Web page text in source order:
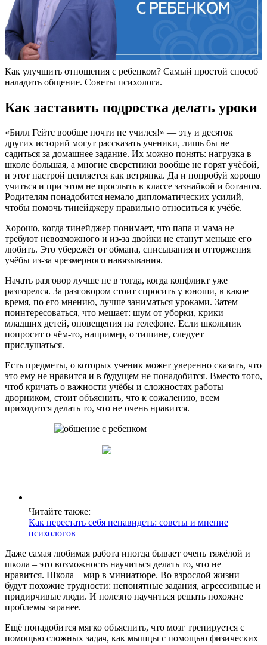
Как улучшить отношения с ребенком? Самый простой способ
наладить общение. Советы психолога.
Как заставить подростка делать уроки
«Билл Гейтс вообще почти не учился!» — эту и десяток
других историй могут рассказать ученики, лишь бы не
садиться за домашнее задание. Их можно понять: нагрузка в
школе большая, а многие сверстники вообще не горят учёбой,
и этот настрой цепляется как ветрянка. Да и попробуй хорошо
учиться и при этом не прослыть в классе зазнайкой и ботаном.
Родителям понадобится немало дипломатических усилий,
чтобы помочь тинейджеру правильно относиться к учёбе.
Хорошо, когда тинейджер понимает, что папа и мама не
требуют невозможного и из-за двойки не станут меньше его
любить. Это убережёт от обмана, списывания и отторжения
учёбы из-за чрезмерного навязывания.
Начать разговор лучше не в тогда, когда конфликт уже
разгорелся. За разговором стоит спросить у юноши, в какое
время, по его мнению, лучше заниматься уроками. Затем
поинтересоваться, что мешает: шум от уборки, крики
младших детей, оповещения на телефоне. Если школьник
попросит о чём-то, например, о тишине, следует
прислушаться.
Есть предметы, о которых ученик может уверенно сказать, что
это ему не нравится и в будущем не понадобится. Вместо того,
чтоб кричать о важности учёбы и сложностях работы
дворником, стоит объяснить, что к сожалению, всем
приходится делать то, что не очень нравится.
Читайте также:
Как перестать себя ненавидеть: советы и мнение
психологов
Даже самая любимая работа иногда бывает очень тяжёлой и
школа – это возможность научиться делать то, что не
нравится. Школа – мир в миниатюре. Во взрослой жизни
будут похожие трудности: непонятные задания, агрессивные и
придирчивые люди. И полезно научиться решать похожие
проблемы заранее.
Ещё понадобится мягко объяснить, что мозг тренируется с
помощью сложных задач, как мышцы с помощью физических